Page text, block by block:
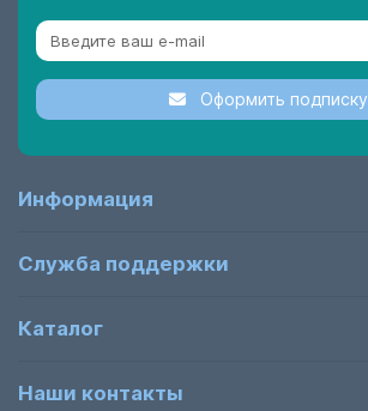
Оформить подписку
Информация
Служба поддержки
Каталог
Наши контакты